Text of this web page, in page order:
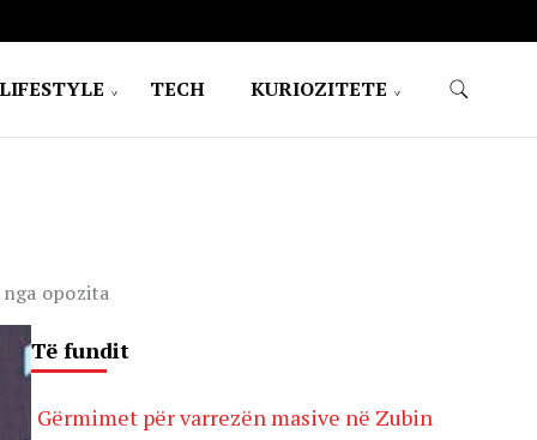
LIFESTYLE TECH KURIOZITETE
opozita
Të fundit
Gërmimet për varrezën masive në Zubin